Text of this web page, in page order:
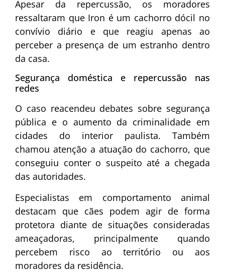
Apesar da repercussão, os moradores
ressaltaram que Iron é um cachorro dócil no
convívio diário e que reagiu apenas ao
perceber a presença de um estranho dentro
da casa.
Segurança doméstica e repercussão nas
redes
O caso reacendeu debates sobre segurança
pública e o aumento da criminalidade em
cidades do interior paulista. Também
chamou atenção a atuação do cachorro, que
conseguiu conter o suspeito até a chegada
das autoridades.
Especialistas em comportamento animal
destacam que cães podem agir de forma
protetora diante de situações consideradas
ameaçadoras, principalmente quando
percebem risco ao território ou aos
moradores da residência.